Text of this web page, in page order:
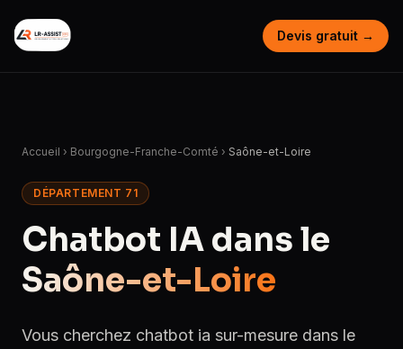
Devis gratuit →
Accueil › Bourgogne-Franche-Comté › Saône-et-Loire
DÉPARTEMENT 71
Chatbot IA dans le
Saône-et-Loire
Vous cherchez chatbot ia sur-mesure dans le